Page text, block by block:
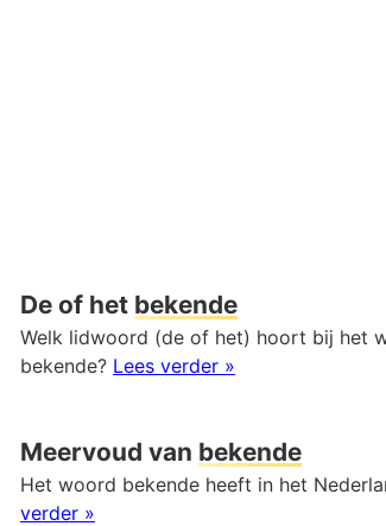
De of het bekende
Welk lidwoord (de of het) hoort bij het
bekende? Lees verder »
Meervoud van bekende
Het woord bekende heeft in het
verder »